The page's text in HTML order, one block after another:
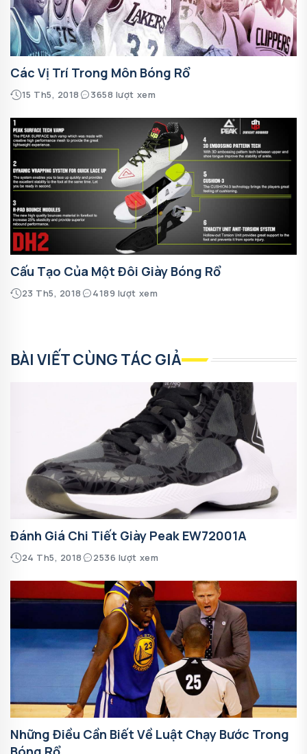
Các Vị Trí Trong Môn Bóng Rổ
15 Th5, 2018 3658 lượt xem
Cấu Tạo Của Một Đôi Giày Bóng Rổ
23 Th5, 2018 4189 lượt xem
BÀI VIẾT CÙNG TÁC GIẢ
Đánh Giá Chi Tiết Giày Peak EW72001A
24 Th5, 2018 2536 lượt xem
Những Điều Cần Biết Về Luật Chạy Bước Trong